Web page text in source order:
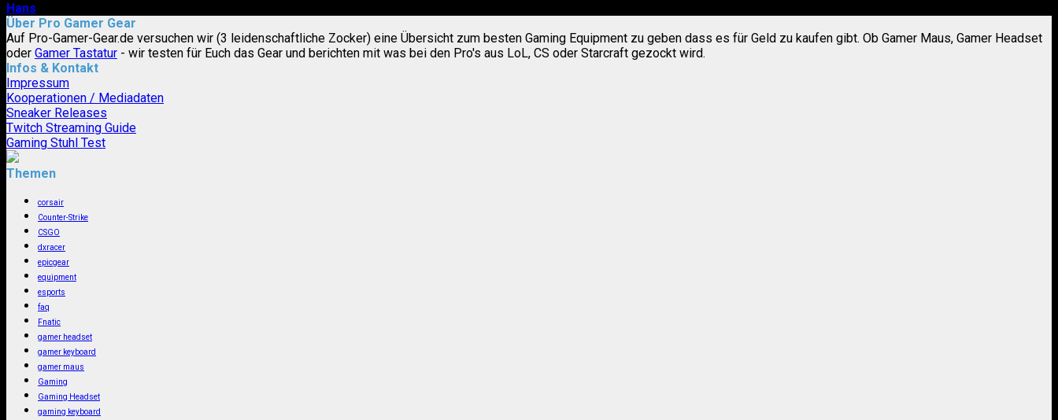
Hans
Über Pro Gamer Gear
Auf Pro-Gamer-Gear.de versuchen wir (3 leidenschaftliche Zocker) eine Übersicht zum besten Gaming Equipment zu geben dass es für Geld zu kaufen gibt. Ob Gamer Maus, Gamer Headset
oder Gamer Tastatur - wir testen für Euch das Gear und berichten mit was bei den Pro's aus LoL, CS oder Starcraft gezockt wird.
Infos & Kontakt
Impressum
Kooperationen / Mediadaten
Sneaker Releases
Twitch Streaming Guide
Gaming Stuhl Test
Themen
corsair
Counter-Strike
CSGO
dxracer
epicgear
equipment
esports
faq
Fnatic
gamer headset
gamer keyboard
gamer maus
Gaming
Gaming Headset
gaming keyboard